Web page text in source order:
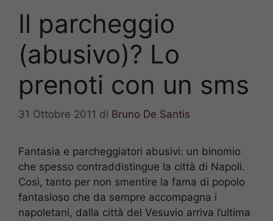
Il parcheggio
(abusivo)? Lo
prenoti con un sms
31 Ottobre 2011 di Bruno De Santis
Fantasia e parcheggiatori abusivi: un binomio
che spesso contraddistingue la città di Napoli.
Così, tanto per non smentire la fama di popolo
fantasioso che da sempre accompagna i
napoletani, dalla città del Vesuvio arriva l’ultima